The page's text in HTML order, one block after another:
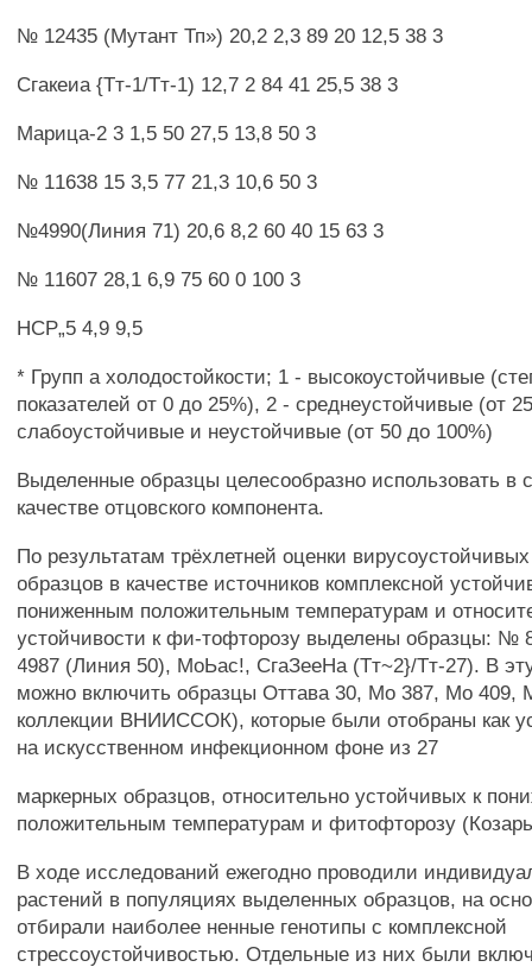
№ 12435 (Мутант Тп») 20,2 2,3 89 20 12,5 38 3
Сгакеиа {Тт-1/Тт-1) 12,7 2 84 41 25,5 38 3
Марица-2 3 1,5 50 27,5 13,8 50 3
№ 11638 15 3,5 77 21,3 10,6 50 3
№4990(Линия 71) 20,6 8,2 60 40 15 63 3
№ 11607 28,1 6,9 75 60 0 100 3
НСР„5 4,9 9,5
* Групп а холодостойкости; 1 - высокоустойчивые
показателей от 0 до 25%), 2 - среднеустойчивые (от
слабоустойчивые и неустойчивые (от 50 до 100%)
Выделенные образцы целесообразно использовать в
качестве отцовского компонента.
По результатам трёхлетней оценки
образцов в качестве источников комплексной
пониженным положительным температурам и
устойчивости к фи-тофторозу выделены образцы:
4987 (Линия 50), МоЬас!, СгаЗееНа (Тт~2}/Тт-27). В
можно включить образцы Оттава 30, Мо 387, Мо 409,
коллекции ВНИИССОК), которые были отобраны как
на искусственном инфекционном фоне из 27
маркерных образцов, относительно устойчивых к
положительным температурам и фитофторозу
В ходе исследований ежегодно проводили
растений в популяциях выделенных образцов, на
отбирали наиболее ненные генотипы с комплексной
стрессоустойчивостью. Отдельные из них были